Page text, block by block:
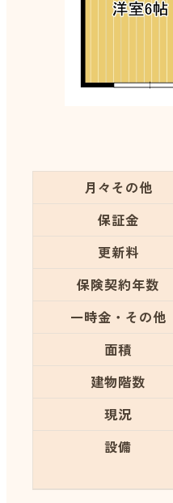
月々その他
保証金
更新料
保険契約年数
一時金・その他
面積
建物階数
現況
設備